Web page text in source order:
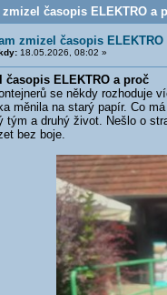
zmizel časopis ELEKTRO a
zmizel časopis ELEKTRO
18.05.2026, 08:02 »
časopis ELEKTRO a proč
se někdy rozhoduje
měnila na starý papír. Co
tým a druhý život. Nešlo o
bez boje.